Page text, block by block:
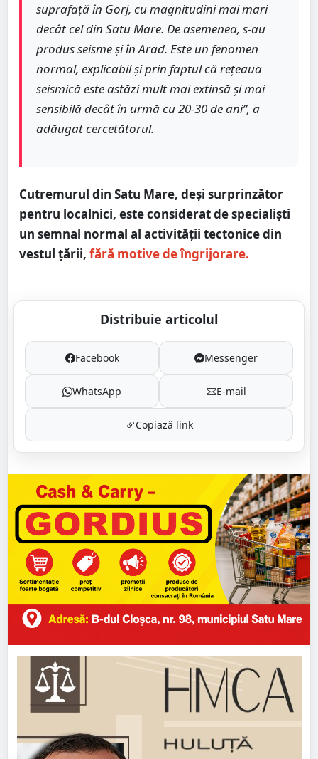
suprafață în Gorj, cu magnitudini mai mari
decât cel din Satu Mare. De asemenea, s-au
produs seisme și în Arad. Este un fenomen
normal, explicabil și prin faptul că rețeaua
seismică este astăzi mult mai extinsă și mai
sensibilă decât în urmă cu 20-30 de ani”, a
adăugat cercetătorul.
Cutremurul din Satu Mare, deși surprinzător
pentru localnici, este considerat de specialiști
un semnal normal al activității tectonice din
vestul țării, fără motive de îngrijorare.
Distribuie articolul
Facebook Messenger
WhatsApp E-mail
Copiază link